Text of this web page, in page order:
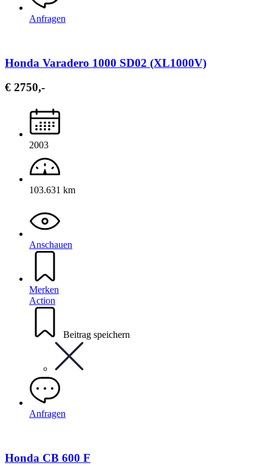
Anfragen
Honda Varadero 1000 SD02 (XL1000V)
€ 2750,-
2003
103.631 km
Anschauen
Merken
Action
Beitrag speichern
Anfragen
Honda CB 600 F